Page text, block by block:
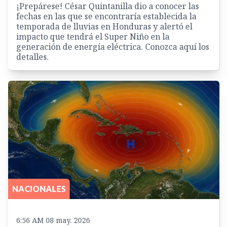
¡Prepárese! César Quintanilla dio a conocer las
fechas en las que se encontraría establecida la
temporada de lluvias en Honduras y alertó el
impacto que tendrá el Super Niño en la
generación de energía eléctrica. Conozca aquí los
detalles.
NACIONALES
6:56 AM 08 may. 2026